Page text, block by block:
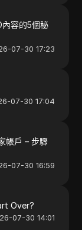
內容的5個秘
07-30 17:23
07-30 17:04
帳戶 – 步驟
07-30 16:59
Over?
07-30 14:01